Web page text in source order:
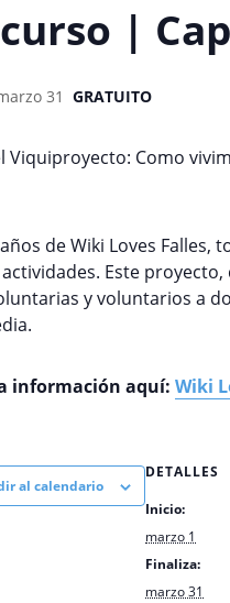
|
31 GRATUITO
Viquiproyecto: Como
de Wiki Loves
actividades. Este
y voluntarios a
información aquí: Wiki
al calendario
DETALLES
Inicio:
marzo 1
Finaliza:
marzo 31